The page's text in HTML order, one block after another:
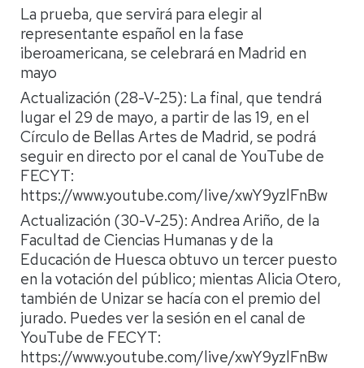
La prueba, que servirá para elegir al
representante español en la fase
iberoamericana, se celebrará en Madrid en
mayo
Actualización (28-V-25): La final, que tendrá
lugar el 29 de mayo, a partir de las 19, en el
Círculo de Bellas Artes de Madrid, se podrá
seguir en directo por el canal de YouTube de
FECYT:
https://www.youtube.com/live/xwY9yzlFnBw
Actualización (30-V-25): Andrea Ariño, de la
Facultad de Ciencias Humanas y de la
Educación de Huesca obtuvo un tercer puesto
en la votación del público; mientas Alicia Otero,
también de Unizar se hacía con el premio del
jurado. Puedes ver la sesión en el canal de
YouTube de FECYT:
https://www.youtube.com/live/xwY9yzlFnBw